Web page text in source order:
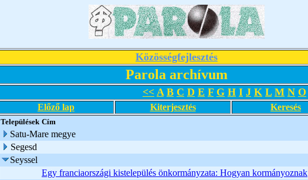
Közösségfejlesztés
Parola archívum
<< A B C D E F G H I J K L M N O
Előző lap Kiterjesztés Keresés
Települések Cím
Satu-Mare megye
Segesd
Seyssel
Egy franciaországi kistelepülés önkormányzata: Hogyan kormányoznak